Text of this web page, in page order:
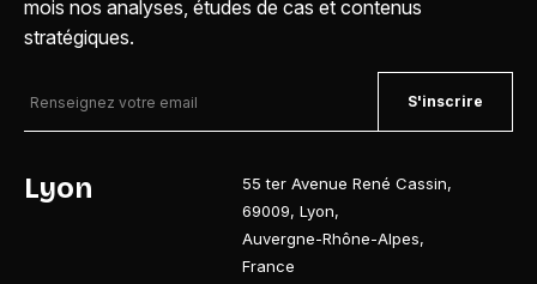
mois nos analyses, études de cas et contenus
stratégiques.
S'inscrire
Lyon 55 ter Avenue René Cassin,
69009,Lyon,
Auvergne-Rhône-Alpes,
France